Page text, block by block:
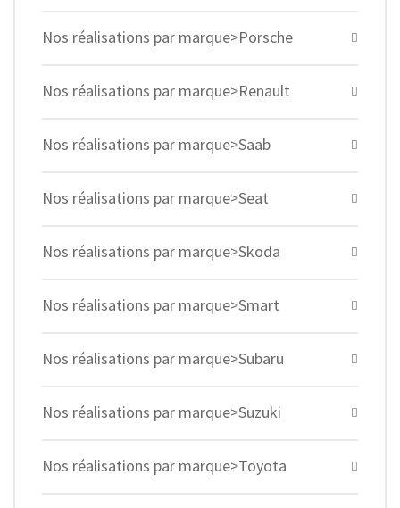
Nos réalisations par marque>Porsche
Nos réalisations par marque>Renault
Nos réalisations par marque>Saab
Nos réalisations par marque>Seat
Nos réalisations par marque>Skoda
Nos réalisations par marque>Smart
Nos réalisations par marque>Subaru
Nos réalisations par marque>Suzuki
Nos réalisations par marque>Toyota